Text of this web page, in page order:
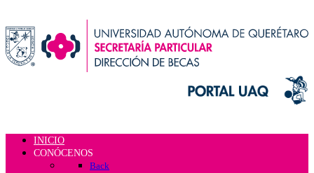
INICIO
CONÓCENOS
Back